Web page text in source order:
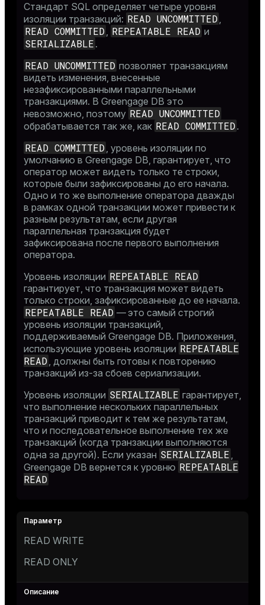
Стандарт SQL определяет четыре уровня
изоляции транзакций: READ UNCOMMITTED,
READ COMMITTED, REPEATABLE READ и
SERIALIZABLE .
READ UNCOMMITTED позволяет транзакциям
видеть изменения, внесенные
незафиксированными параллельными
транзакциями. В Greengage DB это
невозможно, поэтому READ UNCOMMITTED
обрабатывается так же, как READ COMMITTED.
READ COMMITTED, уровень изоляции по
умолчанию в Greengage DB, гарантирует, что
оператор может видеть только те строки,
которые были зафиксированы до его начала.
Одно и то же выполнение оператора дважды
в рамках одной транзакции может привести к
разным результатам, если другая
параллельная транзакция будет
зафиксирована после первого выполнения
оператора.
Уровень изоляции REPEATABLE READ
гарантирует, что транзакция может видеть
только строки, зафиксированные до ее начала.
REPEATABLE READ — это самый строгий
уровень изоляции транзакций,
поддерживаемый Greengage DB. Приложения,
использующие уровень изоляции REPEATABLE
READ, должны быть готовы к повторению
транзакций из-за сбоев сериализации.
Уровень изоляции SERIALIZABLE гарантирует,
что выполнение нескольких параллельных
транзакций приводит к тем же результатам,
что и последовательное выполнение тех же
транзакций (когда транзакции выполняются
одна за другой). Если указан SERIALIZABLE ,
Greengage DB вернется к уровню REPEATABLE
READ
READ WRITE
READ ONLY